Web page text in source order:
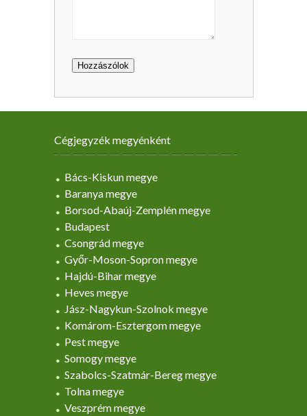
Cégjegyzék megyénként
Bács-Kiskun megye
Baranya megye
Borsod-Abaúj-Zemplén megye
Budapest
Csongrád megye
Győr-Moson-Sopron megye
Hajdú-Bihar megye
Heves megye
Jász-Nagykun-Szolnok megye
Komárom-Esztergom megye
Pest megye
Somogy megye
Szabolcs-Szatmár-Bereg megye
Tolna megye
Veszprém megye